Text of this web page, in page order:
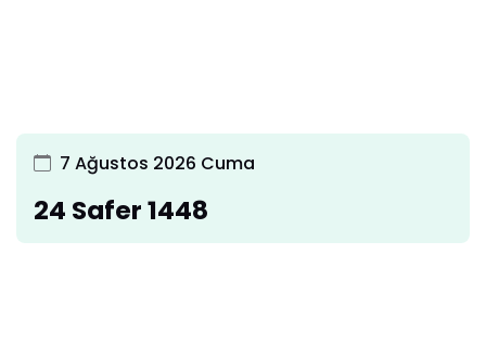
7 Ağustos 2026 Cuma
24 Safer 1448